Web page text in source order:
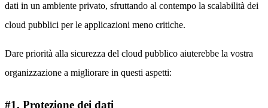
dati in un ambiente privato, sfruttando al contempo la scalabilità dei
cloud pubblici per le applicazioni meno critiche.
Dare priorità alla sicurezza del cloud pubblico aiuterebbe la vostra
organizzazione a migliorare in questi aspetti:
#1. Protezione dei dati